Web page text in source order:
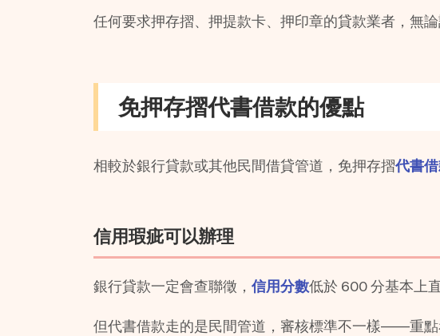
任何要求押存摺、押提款卡、押印章的貸款業者，無
免押存摺代書借款的優點
相較於銀行貸款或其他民間借貸管道，免押存摺代書
信用瑕疵可以辦理
銀行貸款一定會查聯徵， 信用分數低於 600 分基本上
但代書借款走的是民間管道，審核標準不一樣——重點